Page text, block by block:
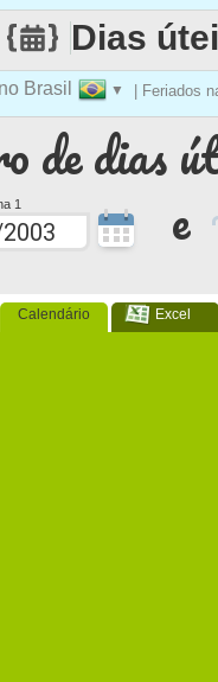
de dias
1 e
Calendário Excel
Brasil ▼ | Feriados
Dias